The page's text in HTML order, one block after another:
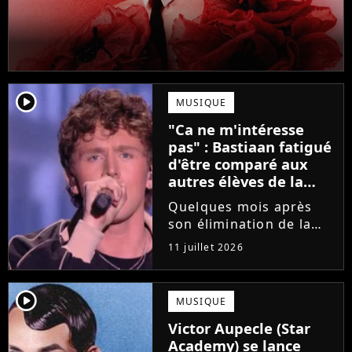
player2 MUSIQUE
"Ca ne m'intéresse
pas" : Bastiaan fatigué
d'être comparé aux
autres élèves de la
Star Academy
Quelques mois après
son élimination de la
Star Academy, Bastiaan
tente de lancer sa
carrière dans la
musique. Et pour ça, le
chanteur a récemment
dévoilé "Château", son
premier single....
11 juillet 2026
player2 MUSIQUE
Victor Aupecle (Star
Academy) se lance